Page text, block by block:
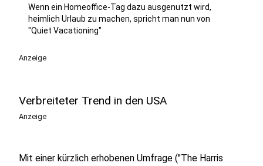
Wenn ein Homeoffice-Tag dazu ausgenutzt wird,
heimlich Urlaub zu machen, spricht man nun von
"Quiet Vacationing"
Anzeige
Verbreiteter Trend in den USA
Anzeige
Mit einer kürzlich erhobenen Umfrage ("The Harris